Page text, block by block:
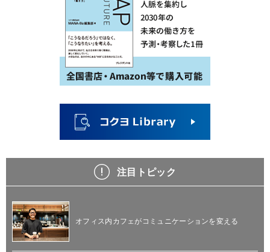
注目トピック
オフィス内カフェがコミュニケーションを変える